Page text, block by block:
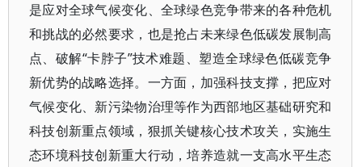
是应对全球气候变化、全球绿色竞争带来的各种危机
和挑战的必然要求，也是抢占未来绿色低碳发展制高
点、破解“卡脖子”技术难题、塑造全球绿色低碳竞争
新优势的战略选择。一方面，加强科技支撑，把应对
气候变化、新污染物治理等作为西部地区基础研究和
科技创新重点领域，狠抓关键核心技术攻关，实施生
态环境科技创新重大行动，培养造就一支高水平生态